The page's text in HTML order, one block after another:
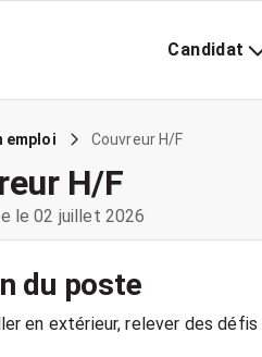
Candidat
emploi Couvreur H/F
H/F
le 02 juillet 2026
du poste
en extérieur, relever des